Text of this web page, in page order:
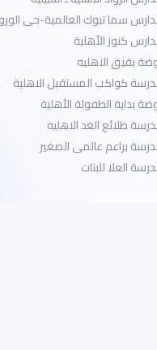
سما تبوك العالمية-حى
كنوز الأهلية
بقيق الاهليه
كواكب المستقبل الاهلية
بداية الطفولة الأهلية
طلائع الغد الاهليه
براعم عالمى الصغير
العلا للبنات